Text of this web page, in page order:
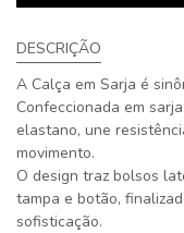
DESCRIÇÃO
A Calça em Sarja é
Confeccionada em
elastano, une
movimento.
O design traz bolsos
tampa e botão,
sofisticação.